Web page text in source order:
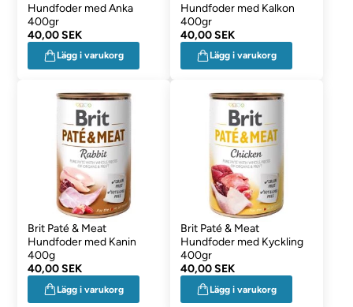
Hundfoder med Anka
400gr
40,00 SEK
Lägg i varukorg
Hundfoder med Kalkon
400gr
40,00 SEK
Lägg i varukorg
Brit Paté & Meat
Hundfoder med Kanin
400g
40,00 SEK
Lägg i varukorg
Brit Paté & Meat
Hundfoder med Kyckling
400gr
40,00 SEK
Lägg i varukorg